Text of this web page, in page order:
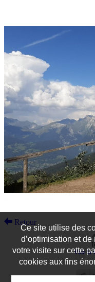
Retour
Voir la
Ce site utilise des
d’optimisation et
votre visite sur cette
cookies aux fins